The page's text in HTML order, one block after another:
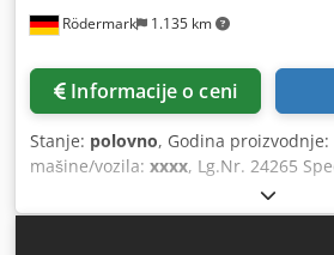
Rödermark 1.135 km
Informacije o ceni
Stanje: polovno, Godina proizvodnje:
mašine/vozila: xxxx, Lg.Nr. 24265
mount 35 mm - Okno korisne dužine
1450 rpm - Pogon 400 V / 4,4 kW
Svemirski zahtev oko. W 1300 x H